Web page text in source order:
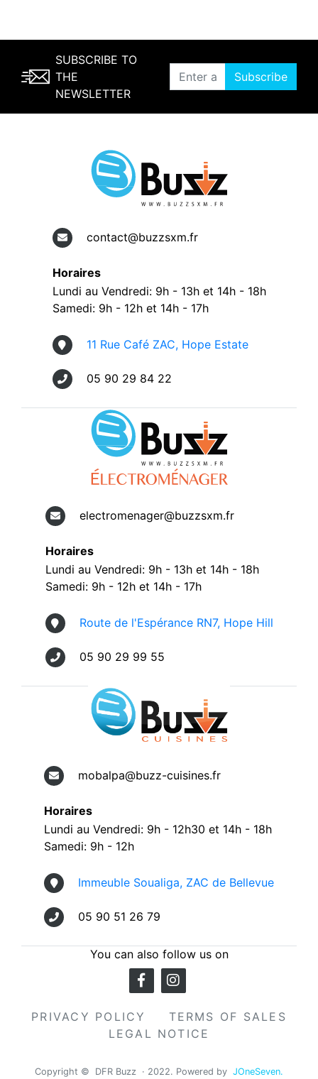
SUBSCRIBE TO
THE
NEWSLETTER
Subscribe
contact@buzzsxm.fr
Horaires
Lundi au Vendredi: 9h - 13h et 14h - 18h
Samedi: 9h - 12h et 14h - 17h
11 Rue Café ZAC, Hope Estate
05 90 29 84 22
electromenager@buzzsxm.fr
Horaires
Lundi au Vendredi: 9h - 13h et 14h - 18h
Samedi: 9h - 12h et 14h - 17h
Route de l'Espérance RN7, Hope Hill
05 90 29 99 55
mobalpa@buzz-cuisines.fr
Horaires
Lundi au Vendredi: 9h - 12h30 et 14h - 18h
Samedi: 9h - 12h
Immeuble Soualiga, ZAC de Bellevue
05 90 51 26 79
You can also follow us on
PRIVACY POLICY
TERMS OF SALES
LEGAL NOTICE
Copyright © DFR Buzz · 2022. Powered by JOneSeven.